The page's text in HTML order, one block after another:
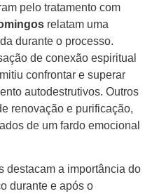
pelo tratamento com
relatam uma
durante o processo.
de conexão espiritual
confrontar e superar
autodestrutivos. Outros
renovação e purificação,
de um fardo emocional
destacam a importância do
durante e após o